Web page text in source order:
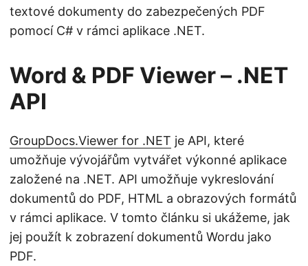
textové dokumenty do zabezpečených PDF
pomocí C# v rámci aplikace .NET.
Word & PDF Viewer – .NET
API
GroupDocs.Viewer for .NET je API, které
umožňuje vývojářům vytvářet výkonné aplikace
založené na .NET. API umožňuje vykreslování
dokumentů do PDF, HTML a obrazových formátů
v rámci aplikace. V tomto článku si ukážeme, jak
jej použít k zobrazení dokumentů Wordu jako
PDF.